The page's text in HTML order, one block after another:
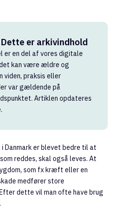
er arkivindhold
er en del af vores digitale
kan være ældre og
viden, praksis eller
var gældende på
Artiklen opdateres
Danmark er blevet bedre til at
reddes, skal også leves. At
som fx kræft eller en
medfører store
dette vil man ofte have brug